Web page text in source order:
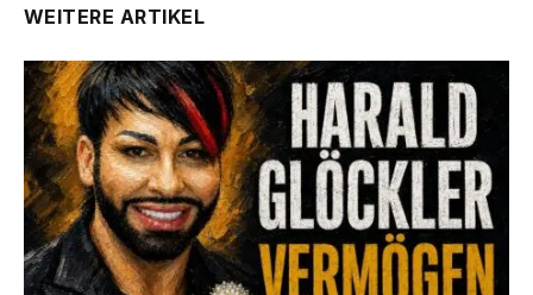
WEITERE ARTIKEL